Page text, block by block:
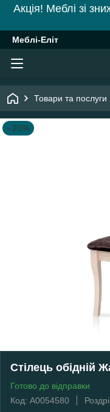
Акція! Меблі зі
Меблі-Еліт
Товари та послуги
–20%
Стілець обідній
Готово до відправки
Код: А0054580